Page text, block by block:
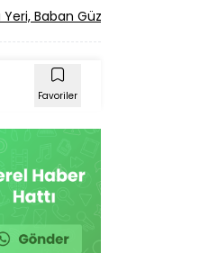
Baban Güzel İdi Hani Evi
Favoriler